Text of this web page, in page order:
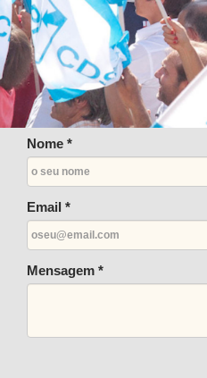
Nome *
Email *
Mensagem *